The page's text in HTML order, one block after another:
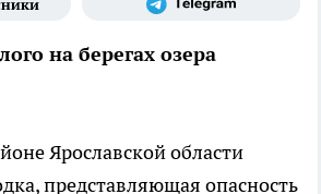
на берегах озера
Ярославской области
представляющая опасность